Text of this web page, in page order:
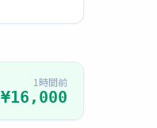
1時間前
¥16,000